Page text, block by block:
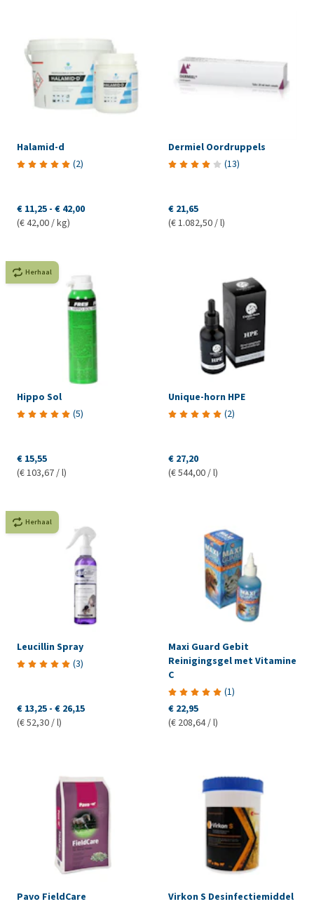
Halamid-d
(2)
€ 11,25 - € 42,00
(€ 42,00 / kg)
Dermiel Oordruppels
(13)
€ 21,65
(€ 1.082,50 / l)
Herhaal
Hippo Sol
(5)
€ 15,55
(€ 103,67 / l)
Unique-horn HPE
(2)
€ 27,20
(€ 544,00 / l)
Herhaal
Leucillin Spray
(3)
€ 13,25 - € 26,15
(€ 52,30 / l)
Maxi Guard Gebit
Reinigingsgel met Vitamine
C
(1)
€ 22,95
(€ 208,64 / l)
Pavo FieldCare
Virkon S Desinfectiemiddel